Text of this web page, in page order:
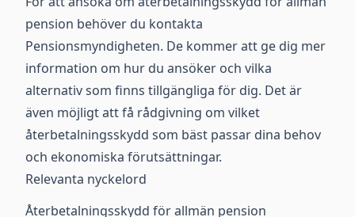
pension behöver du kontakta
Pensionsmyndigheten. De kommer att ge dig mer
information om hur du ansöker och vilka
alternativ som finns tillgängliga för dig. Det är
även möjligt att få rådgivning om vilket
återbetalningsskydd som bäst passar dina behov
och ekonomiska förutsättningar.
Relevanta nyckelord
Återbetalningsskydd för allmän pension